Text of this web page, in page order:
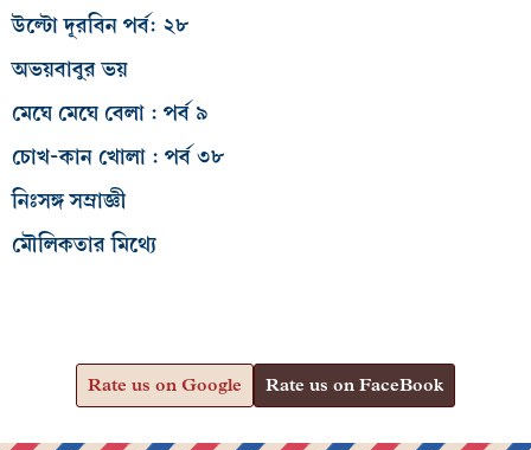
উল্টো দূরবিন পর্ব: ২৮
অভয়বাবুর ভয়
মেঘে মেঘে বেলা : পর্ব ৯
চোখ-কান খোলা : পর্ব ৩৮
নিঃসঙ্গ সম্রাজ্ঞী
মৌলিকতার মিথ্যে
Rate us on Google Rate us on FaceBook